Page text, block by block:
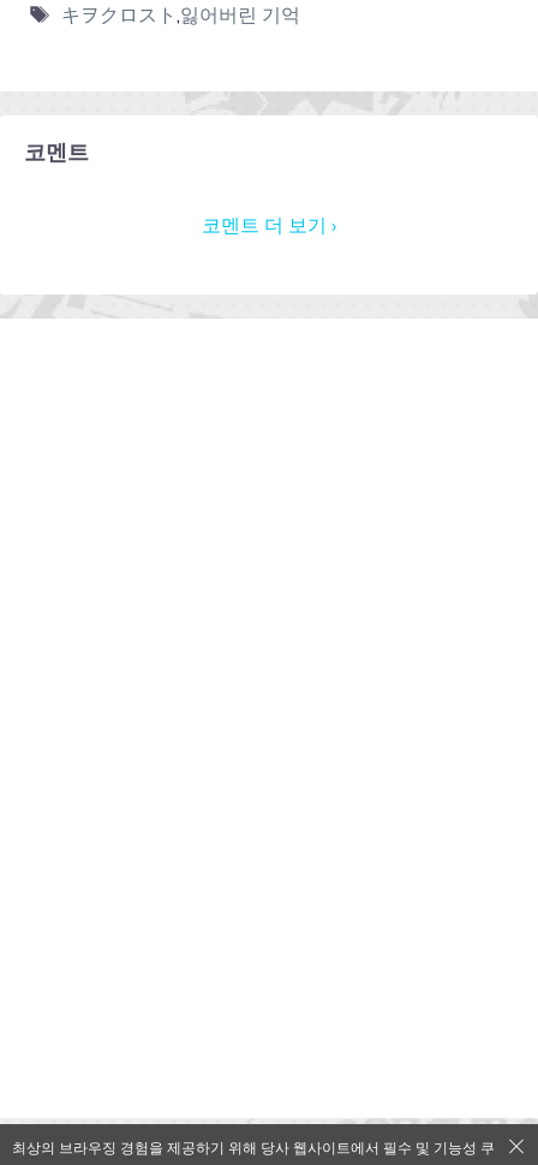
キヲクロスト 잃어버린 기억
코멘트
코멘트 더 보기 ›
최상의 브라우징 경험을 제공하기 위해 당사 웹사이트에서 필수 및 기능성 쿠